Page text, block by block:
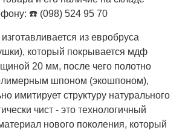
☎️ (098) 524 95 70
из евробруса
который покрывается мдф
20 мм, после чего полотно
шпоном (экошпоном),
имитирует структуру натурального
чист - это технологичный
нового поколения, который